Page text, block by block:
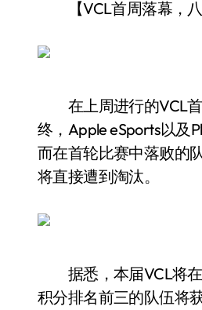
【VCL首周落幕，八
在上周进行的VCL首
终，Apple eSports以及
而在首轮比赛中落败的
将直接遭到淘汰。
据悉，本届VCL将在
积分排名前三的队伍将